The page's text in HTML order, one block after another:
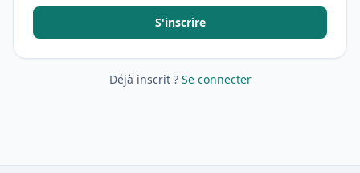
S'inscrire
Déjà inscrit ? Se connecter